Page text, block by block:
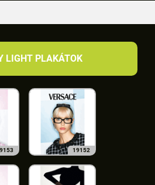
LIGHT PLAKÁTOK
19152